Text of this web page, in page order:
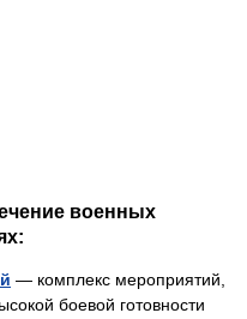
военных
— комплекс мероприятий,
боевой готовности